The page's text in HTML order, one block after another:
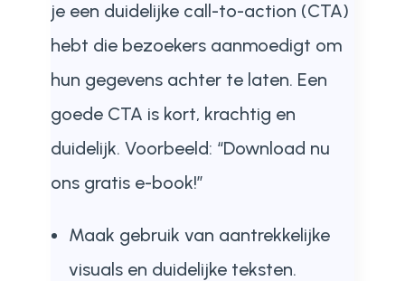
je een duidelijke call-to-action (CTA)
hebt die bezoekers aanmoedigt om
hun gegevens achter te laten. Een
goede CTA is kort, krachtig en
duidelijk. Voorbeeld: “Download nu
ons gratis e-book!”
Maak gebruik van aantrekkelijke
visuals en duidelijke teksten.